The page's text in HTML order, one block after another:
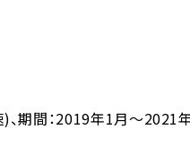
期間：2019年1月～2021